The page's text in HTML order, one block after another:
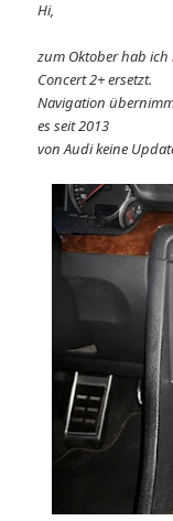
Hi,
zum Oktober hab
Concert 2+ ersetzt.
Navigation
es seit 2013
von Audi keine